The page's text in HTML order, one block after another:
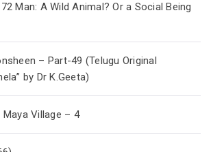
Man: A Wild Animal? Or a Social Being
– Part-49 (Telugu Original
by Dr K.Geeta)
Maya Village – 4